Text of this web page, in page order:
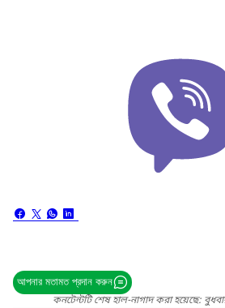
আপনার মতামত প্রদান করুন
কনটেন্টটি শেষ হাল-নাগাদ করা হয়েছে: